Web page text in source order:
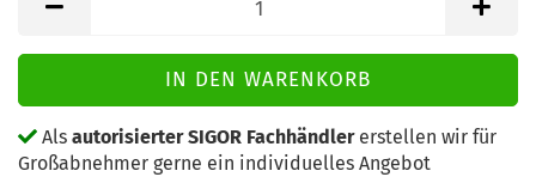
Als autorisierter SIGOR Fachhändlererstellen wir für
Großabnehmer gerne ein individuelles Angebot